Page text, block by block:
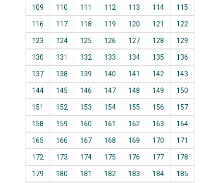
109 110 111 112 113 114 115
116 117 118 119 120 121 122
123 124 125 126 127 128 129
130 131 132 133 134 135 136
137 138 139 140 141 142 143
144 145 146 147 148 149 150
151 152 153 154 155 156 157
158 159 160 161 162 163 164
165 166 167 168 169 170 171
172 173 174 175 176 177 178
179 180 181 182 183 184 185